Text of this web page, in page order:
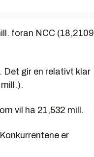
foran NCC (18,2109
Det gir en relativt klar
vil ha 21,532 mill.
er